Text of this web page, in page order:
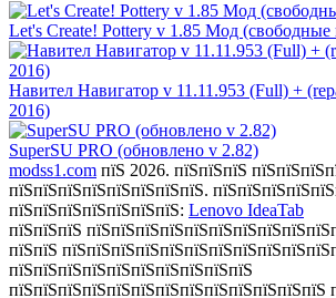
Let's Create! Pottery v 1.85 Мод
Навител Навигатор v 11.11.953 (Full) +
2016)
SuperSU PRO (обновлено v 2.82)
modss1.com пїЅ 2026. пїЅпїЅпїЅ
пїЅпїЅпїЅпїЅпїЅпїЅпїЅпїЅ.
пїЅпїЅпїЅпїЅпїЅпїЅпїЅ: Lenovo IdeaTab
пїЅпїЅпїЅ
пїЅпїЅ
пїЅпїЅпїЅпїЅпїЅпїЅпїЅпїЅпїЅпїЅ
пїЅпїЅпїЅпїЅпїЅпїЅпїЅпїЅпїЅпїЅпїЅпїЅпїЅ